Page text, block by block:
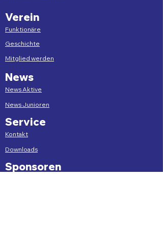
Verein
Funktionäre
Geschichte
Mitglied werden
News
News Aktive
News Junioren
Service
Kontakt
Downloads
Sponsoren